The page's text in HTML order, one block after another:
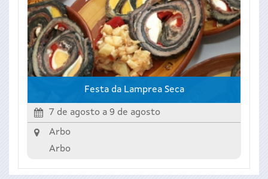
Festa da Lamprea Seca
7 de agosto a 9 de agosto
Arbo
Arbo